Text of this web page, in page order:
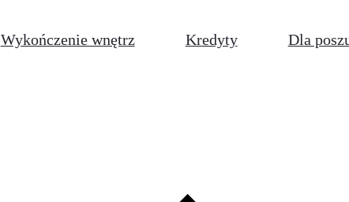
Wykończenie wnętrz Kredyty Dla